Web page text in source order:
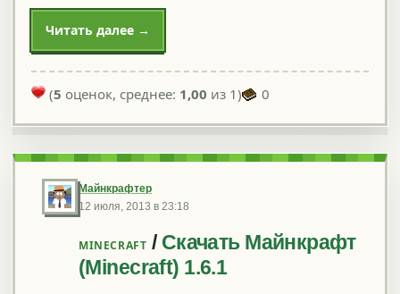
Читать далее →
(5 оценок, среднее: 1,00 из 1) 0
Майнкрафтер
12 июля, 2013 в 23:18
MINECRAFT / Скачать Майнкрафт
(Minecraft) 1.6.1